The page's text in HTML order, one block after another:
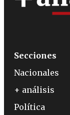
Secciones
Nacionales
+ análisis
Política